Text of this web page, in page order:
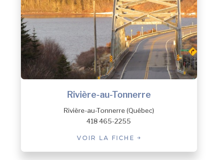
Serro et La boutique du Parlement à
Québec. Fromagerie des Grondines
à Québec et à Grondines. Centre-du-
Québec : Rose Drummond à
Drummondville. Hôtel musée
premières nations à Wendake.
Rivière-au-Tonnerre
Rivière-au-Tonnerre (Québec)
418 465-2255
VOIR LA FICHE